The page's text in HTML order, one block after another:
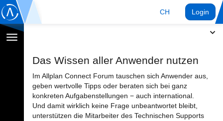
CH Login
Navigation
Das Wissen aller Anwender nutzen
Im Allplan Connect Forum tauschen sich Anwender aus,
geben wertvolle Tipps oder beraten sich bei ganz
konkreten Aufgabenstellungen − auch international.
Und damit wirklich keine Frage unbeantwortet bleibt,
unterstützen die Mitarbeiter des Technischen Supports